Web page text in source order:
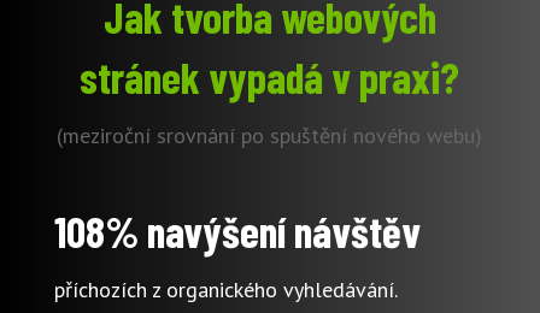
Jak tvorba webových
stránek vypadá v praxi?
(meziroční srovnání po spuštění nového webu)
108% navýšení návštěv
příchozích z organického vyhledávání.